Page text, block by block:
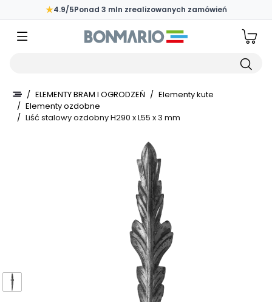
Przejdź do głównej zawartości strony
★4.9/5Ponad 3 mln zrealizowanych zamówień
/ ELEMENTY BRAM I OGRODZEŃ / Elementy kute
/ Elementy ozdobne
/ Liść stalowy ozdobny H290 x L55 x 3 mm